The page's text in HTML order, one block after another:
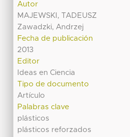
Autor
MAJEWSKI, TADEUSZ
Zawadzki, Andrzej
Fecha de publicación
2013
Editor
Ideas en Ciencia
Tipo de documento
Artículo
Palabras clave
plásticos
plásticos reforzados